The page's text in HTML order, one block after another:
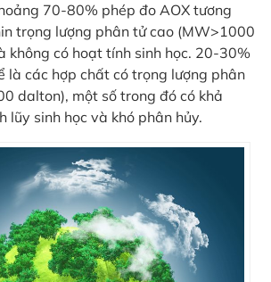
70-80% phép đo AOX tương
trọng lượng phân tử cao (MW>1000
không có hoạt tính sinh học. 20-30%
là các hợp chất có trọng lượng phân
dalton), một số trong đó có khả
lũy sinh học và khó phân hủy.